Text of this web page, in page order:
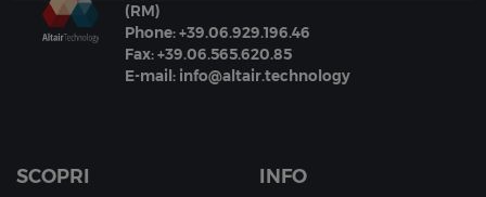
(RM)
Phone: +39.06.929.196.46
Fax: +39.06.565.620.85
E-mail: info@altair.technology
SCOPRI INFO